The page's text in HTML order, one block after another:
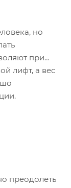
но
при
лифт, а вес
преодолеть